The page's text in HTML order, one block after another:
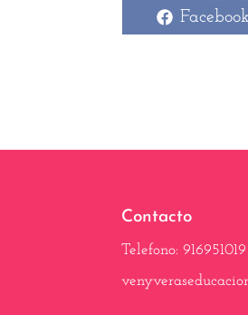
en
Contacto
Telefono: 916951019